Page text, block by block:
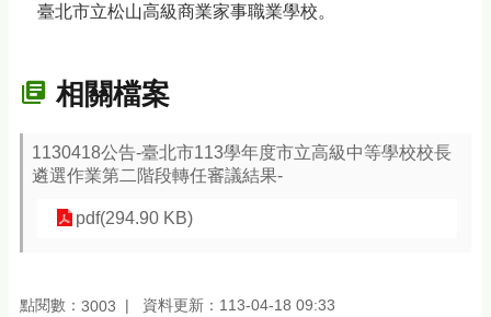
臺北市立松山高級商業家事職業學校。
相關檔案
1130418公告-臺北市113學年度市立高級中等學校校長
遴選作業第二階段轉任審議結果-
pdf(294.90 KB)
點閱數： 3003 資料更新：113-04-18 09:33